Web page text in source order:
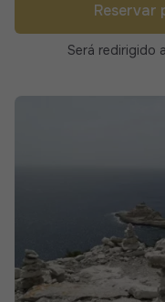
Reservar
Será redirigido